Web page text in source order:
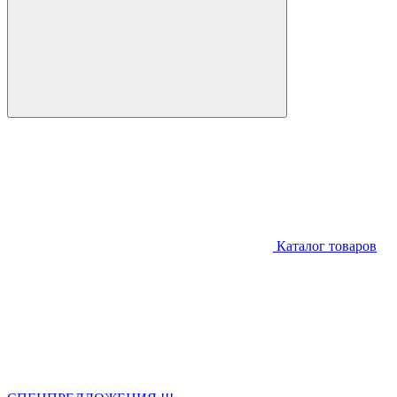
Каталог товаров